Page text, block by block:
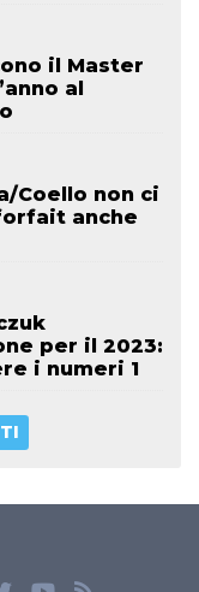
il Master
al
Coello non ci
anche
per il 2023:
i numeri 1